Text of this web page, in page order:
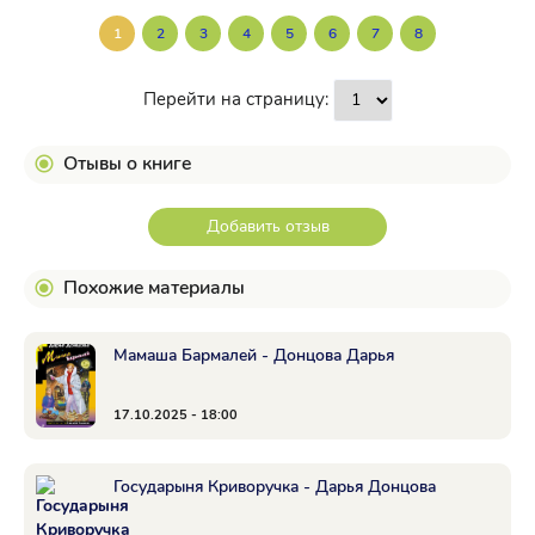
1 2 3 4 5 6 7 8
Перейти на страницу:
Отывы о книге
Добавить отзыв
Похожие материалы
Мамаша Бармалей - Донцова Дарья
17.10.2025 - 18:00
Государыня Криворучка - Дарья Донцова